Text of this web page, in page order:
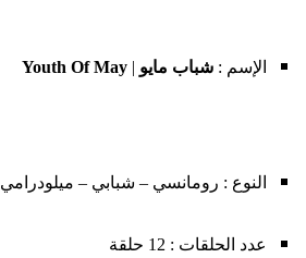
الإسم : شباب مايو |
Youth Of May
النوع : رومانسي – شبابي – ميلودرامي
عدد الحلقات : 12 حلقة